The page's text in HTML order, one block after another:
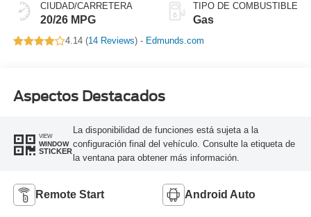
CIUDAD/CARRETERA
20/26 MPG
TIPO DE COMBUSTIBLE
Gas
4.14 (14 Reviews) - Edmunds.com
Aspectos Destacados
VIEW
WINDOW
STICKER
La disponibilidad de funciones está sujeta a la
configuración final del vehículo. Consulte la etiqueta de
la ventana para obtener más información.
Remote Start Android Auto